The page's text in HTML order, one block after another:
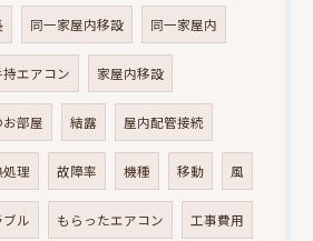
同一家屋内移設 同一家屋内
持エアコン 家屋内移設
お部屋 結露 屋内配管接続
理 故障率 機種 移動 風
ブル もらったエアコン 工事費用